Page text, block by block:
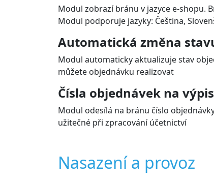
Modul zobrazí bránu v jazyce e-shopu.
Modul podporuje jazyky: Čeština,
Automatická změna
Modul automaticky aktualizuje stav
můžete objednávku realizovat
Čísla objednávek na
Modul odesílá na bránu číslo
užitečné při zpracování účetnictví
Nasazení a provoz